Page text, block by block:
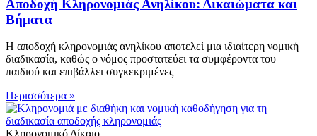
Αποδοχή Κληρονομιάς Ανηλίκου: Δικαιώματα και
Βήματα
Η αποδοχή κληρονομιάς ανηλίκου αποτελεί μια ιδιαίτερη νομική
διαδικασία, καθώς ο νόμος προστατεύει τα συμφέροντα του
παιδιού και επιβάλλει συγκεκριμένες
Περισσότερα »